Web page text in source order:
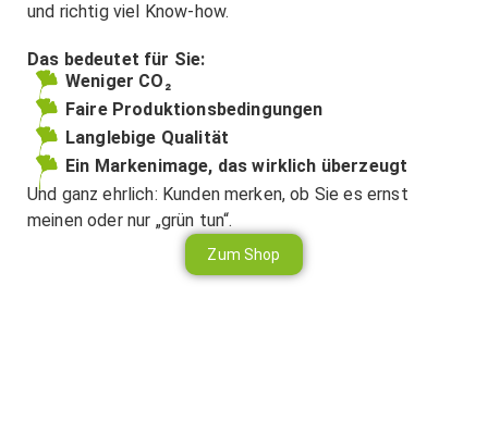
und richtig viel Know-how.
Das bedeutet für Sie:
Weniger CO₂
Faire Produktionsbedingungen
Langlebige Qualität
Ein Markenimage, das wirklich überzeugt
Und ganz ehrlich: Kunden merken, ob Sie es ernst
meinen oder nur „grün tun“.
Zum Shop